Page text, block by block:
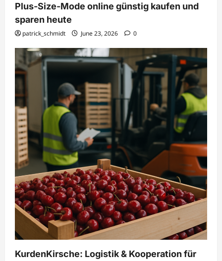
Plus-Size-Mode online günstig kaufen und
sparen heute
patrick_schmidt June 23, 2026 0
KurdenKirsche: Logistik & Kooperation für